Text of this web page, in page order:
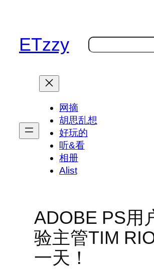
ETzzy
搜
网摘
胡思乱想
好玩的
听&看
相册
Alist
ADOBE PS用
验主管TIM
一天！